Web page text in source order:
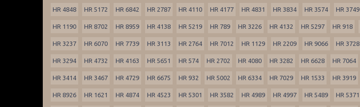
HR 4848 HR 5172 HR 6842 HR 2787 HR 4110 HR 4177 HR 4831 HR 3834 HR 3574 HR 3749
HR 1190 HR 8702 HR 8959 HR 4138 HR 5219 HR 789 HR 3226 HR 4132 HR 5297 HR 918
HR 3237 HR 6070 HR 7739 HR 3113 HR 2764 HR 7012 HR 1129 HR 2209 HR 9066 HR 3728
HR 3294 HR 4732 HR 4163 HR 5651 HR 574 HR 2702 HR 4080 HR 3282 HR 6628 HR 7064
HR 3414 HR 3467 HR 4729 HR 6675 HR 932 HR 5002 HR 6334 HR 7029 HR 1533 HR 3919
HR 8926 HR 1621 HR 4874 HR 4523 HR 5301 HR 3582 HR 4989 HR 4997 HR 5489 HR 5371